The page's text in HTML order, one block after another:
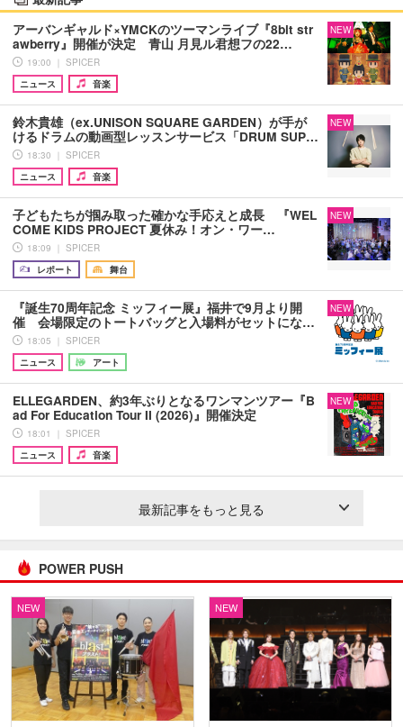
アーバンギャルド×YMCKのツーマンライブ『8bit str
awberry』開催が決定 青山 月見ル君想フの22…
19:00 ｜ SPICER
ニュース
音楽
NEW
鈴木貴雄（ex.UNISON SQUARE GARDEN）が手が
けるドラムの動画型レッスンサービス「DRUM SUP…
18:30 ｜ SPICER
ニュース
音楽
NEW
子どもたちが掴み取った確かな手応えと成長 『WEL
COME KIDS PROJECT 夏休み！オン・ワー…
18:09 ｜ SPICER
レポート
舞台
NEW
『誕生70周年記念 ミッフィー展』福井で9月より開
催 会場限定のトートバッグと入場料がセットにな…
18:05 ｜ SPICER
ニュース
アート
NEW
ELLEGARDEN、約3年ぶりとなるワンマンツアー『B
ad For Education Tour II (2026)』開催決定
18:01 ｜ SPICER
ニュース
音楽
NEW
最新記事をもっと見る
POWER PUSH
NEW NEW